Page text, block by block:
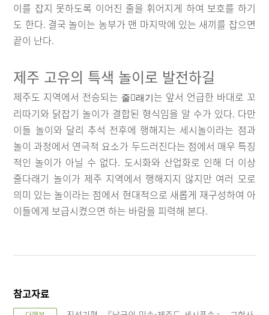
이를 잡지 못하도록 이어진 줄을 휘어지게 하여 보호를 하기
도 한다. 결국 놀이는 농부가 맨 마지막에 있는 새끼를 잡으면
끝이 난다.
제주 고유의 특색 놀이로 발전하길
제주도 지역에서 전승되는 줄래기 는 앞서 언급한 바대로 꼬
리따기와 닭잡기 놀이가 결합된 형식임을 알 수가 있다. 다만
이들 놀이와 달리 추석 전후에 행해지는 세시놀이라는 점과
놀이 과정에서 연극적 요소가 두드러진다는 점에서 매우 특징
적인 놀이가 아닐 수 없다. 도시화와 산업화로 인해 더 이상
줄다래기 놀이가 제주 지역에서 행해지지 않지만 여러 모로
의미 있는 놀이라는 점에서 현대적으로 새롭게 재구성하여 아
이들에게 보급시켰으면 하는 바람을 피력해 본다.
참고자료